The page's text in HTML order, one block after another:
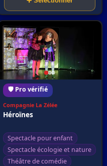
🛡️ Pro vérifié
Compagnie La Zélée
Héroïnes
Spectacle pour enfant
Spectacle écologie et nature
Théâtre de comédie